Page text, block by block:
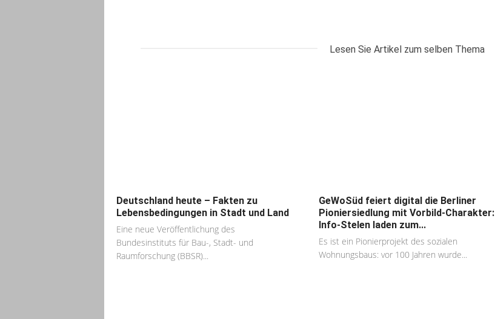
Lesen Sie Artikel zum selben Thema
Deutschland heute – Fakten zu
Lebensbedingungen in Stadt und Land
Eine neue Veröffentlichung des
Bundesinstituts für Bau-, Stadt- und
Raumforschung (BBSR)...
GeWoSüd feiert digital die Berliner
Pioniersiedlung mit Vorbild-Charakter:
Info-Stelen laden zum...
Es ist ein Pionierprojekt des sozialen
Wohnungsbaus: vor 100 Jahren wurde...